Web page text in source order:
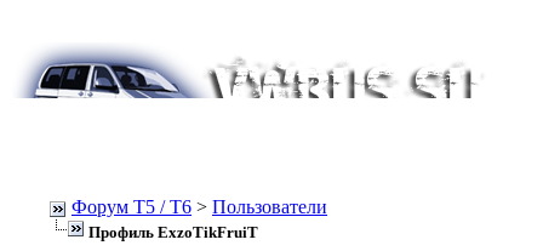
Форум Т5 / T6 > Пользователи
Профиль ExzoTikFruiT